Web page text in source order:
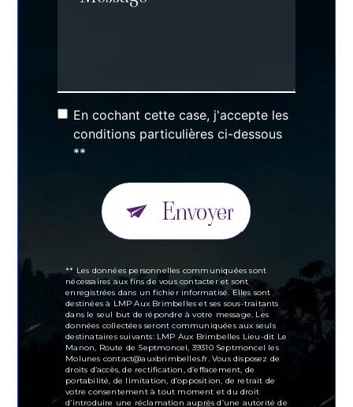
En cochant cette case, j'accepte les
conditions particulières ci-dessous
**
Envoyer
** Les données personnelles communiquées sont
nécessaires aux fins de vous contacter et sont
enregistrées dans un fichier informatisé. Elles sont
destinées à LMP Aux Brimbelles et ses sous-traitants
dans le seul but de répondre à votre message. Les
données collectées seront communiquées aux seuls
destinataires suivants: LMP Aux Brimbelles Lieu-dit Le
Manon, Route de Septmoncel, 39310 Septmoncel les
Molunes contact@auxbrimbelles.fr. Vous disposez de
droits d’accès, de rectification, d’effacement, de
portabilité, de limitation, d’opposition, de retrait de
votre consentement à tout moment et du droit
d’introduire une réclamation auprès d’une autorité de